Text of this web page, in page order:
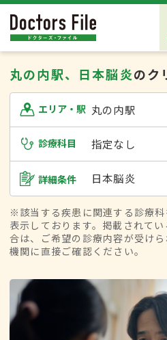
丸の内駅、日本脳炎のク
エリア・駅 丸の内駅
診療科目 指定なし
詳細条件 日本脳炎
※該当する疾患に関連する診療
表示しております。掲載されて
合は、ご希望の診療内容が受け
機関に直接ご確認ください。